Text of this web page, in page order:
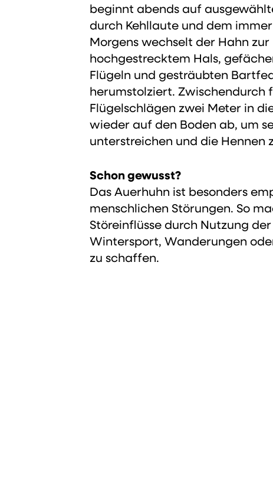
beginnt abends auf
durch Kehllaute und dem
Morgens wechselt der Hahn
hochgestrecktem Hals,
Flügeln und gesträubten
herumstolziert.
Flügelschlägen zwei Meter in
wieder auf den Boden ab, um
unterstreichen und die Hennen
Schon gewusst?
Das Auerhuhn ist besonders
menschlichen Störungen. So
Störeinflüsse durch Nutzung
Wintersport, Wanderungen
zu schaffen.